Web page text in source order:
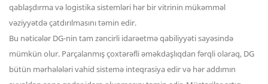
qablaşdırma və logistika sistemləri hər bir vitrinin mükəmməl
vəziyyətdə çatdırılmasını təmin edir.
Bu nəticələr DG-nin tam zəncirli idarəetmə qabiliyyəti sayəsində
mümkün olur. Parçalanmış çoxtərəfli əməkdaşlıqdan fərqli olaraq, DG
bütün mərhələləri vahid sistemə inteqrasiya edir və hər addımın